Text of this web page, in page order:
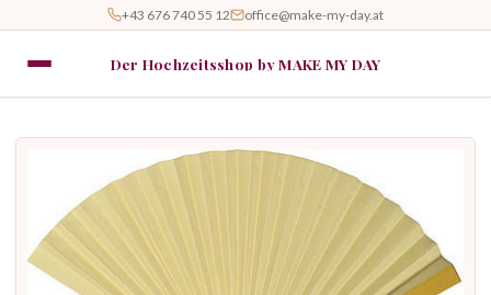
+43 676 740 55 12 office@make-my-day.at
Der Hochzeitsshop by MAKE MY DAY